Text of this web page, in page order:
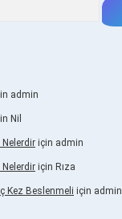
admin
Nil
Nelerdir için admin
Nelerdir için Rıza
Kez Beslenmeli için admin